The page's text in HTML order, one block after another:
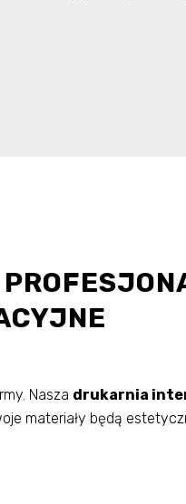
Nasza drukarnia
materiały będą